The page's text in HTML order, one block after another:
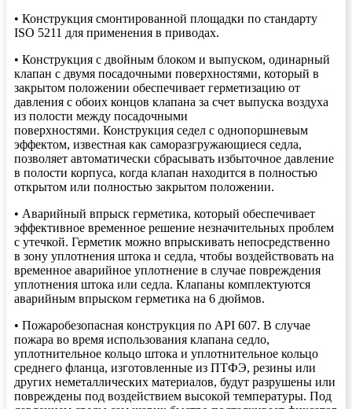
• Конструкция смонтированной площадки по стандарту
ISO 5211 для применения в приводах.
• Конструкция с двойным блоком и выпуском, одинарный
клапан с двумя посадочными поверхностями, который в
закрытом положении обеспечивает герметизацию от
давления с обоих концов клапана за счет выпуска воздуха
из полости между посадочными
поверхностями. Конструкция седел с однопоршневым
эффектом, известная как саморазгружающиеся седла,
позволяет автоматически сбрасывать избыточное давление
в полости корпуса, когда клапан находится в полностью
открытом или полностью закрытом положении.
• Аварийный впрыск герметика, который обеспечивает
эффективное временное решение незначительных проблем
с утечкой. Герметик можно впрыскивать непосредственно
в зону уплотнения штока и седла, чтобы воздействовать на
временное аварийное уплотнение в случае повреждения
уплотнения штока или седла. Клапаны комплектуются
аварийным впрыском герметика на 6 дюймов.
• Пожаробезопасная конструкция по API 607. В случае
пожара во время использования клапана седло,
уплотнительное кольцо штока и уплотнительное кольцо
среднего фланца, изготовленные из ПТФЭ, резины или
других неметаллических материалов, будут разрушены или
повреждены под воздействием высокой температуры. Под